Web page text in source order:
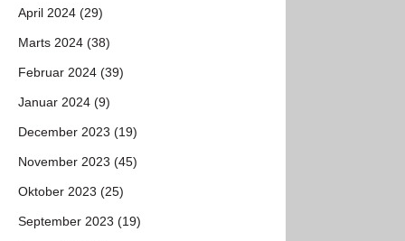
April 2024 (29)
Marts 2024 (38)
Februar 2024 (39)
Januar 2024 (9)
December 2023 (19)
November 2023 (45)
Oktober 2023 (25)
September 2023 (19)